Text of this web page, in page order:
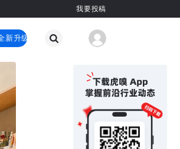
我要投稿
虎嗅嗅全新升级